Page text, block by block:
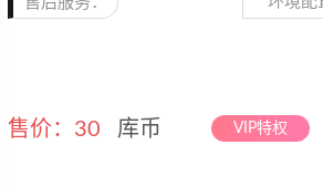
售价： 30 库币 VIP特权